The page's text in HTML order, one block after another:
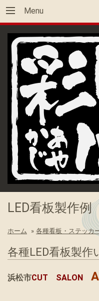
Menu
LED看板製作例
ホーム » 各種看板・ステッカ
各種LED看板製作
浜松市CUT SALON